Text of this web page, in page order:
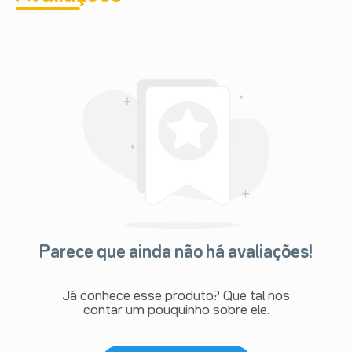
Parece que ainda não há avaliações!
Já conhece esse produto? Que tal nos
contar um pouquinho sobre ele.